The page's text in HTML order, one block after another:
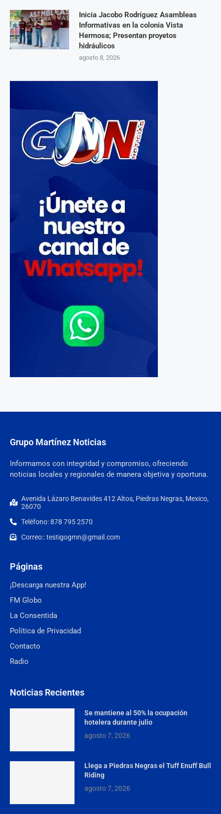
Inicia Jacobo Rodríguez Asambleas
Informativas en la colonia Vista
Hermosa; Presentan proyetos
hidráulicos
agosto 8, 2026
Grupo Martínez Noticias
Informamos con integridad y compromiso, ofreciendo
noticias locales y regionales de manera objetiva y oportuna.
Avenida Lázaro Benavides 412 Altos, Piedras Negras, Mexico,
26070
Teléfono: 878 795 2570
Correo:: testigogmn@gmail.com
Páginas
¡Descarga nuestra App!
FM Globo
La Consentida
Política de Privacidad
Contacto
Radio
Noticias Recientes
Se mantiene al 50% la ocupación
hotelera durante julio
agosto 7, 2026
Llega a Piedras Negras el Tuff Enuff Bull
Riding
agosto 7, 2026